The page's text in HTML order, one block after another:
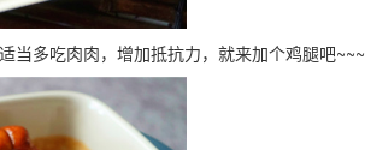
当多吃肉肉，增加抵抗力，就来加个鸡腿吧~~~